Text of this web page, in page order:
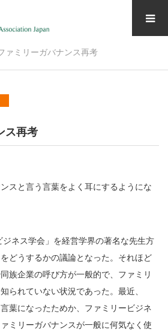
ァミリーガバナンス再考
ス再考
スと言う言葉をよく耳にするようにな
ネス学会」を経営学界の著名な先生方
どうするかの議論となった。それほど
族企業の呼び方が一般的で、ファミリ
られていない状況であった。最近、
葉になったためか、ファミリービジネ
ミリーガバナンスが一般に何気なく使